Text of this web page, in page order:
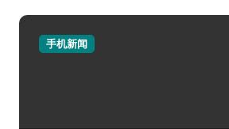
手机新闻